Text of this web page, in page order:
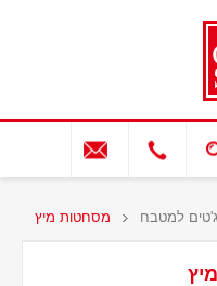
למטבח מסחטות מיץ